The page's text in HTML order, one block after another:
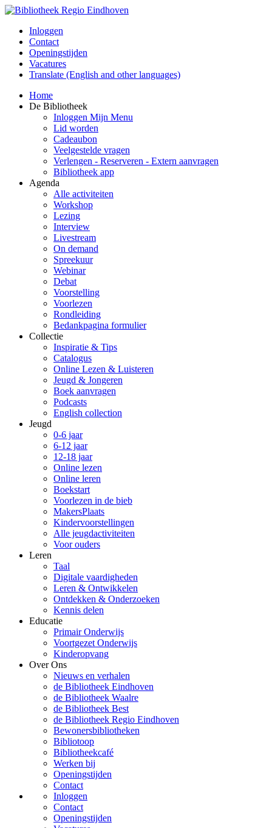
Inloggen
Contact
Openingstijden
Vacatures
Translate (English and other languages)
Home
De Bibliotheek
Inloggen Mijn Menu
Lid worden
Cadeaubon
Veelgestelde vragen
Verlengen - Reserveren - Extern aanvragen
Bibliotheek app
Agenda
Alle activiteiten
Workshop
Lezing
Interview
Livestream
On demand
Spreekuur
Webinar
Debat
Voorstelling
Voorlezen
Rondleiding
Bedankpagina formulier
Collectie
Inspiratie & Tips
Catalogus
Online Lezen & Luisteren
Jeugd & Jongeren
Boek aanvragen
Podcasts
English collection
Jeugd
0-6 jaar
6-12 jaar
12-18 jaar
Online lezen
Online leren
Boekstart
Voorlezen in de bieb
MakersPlaats
Kindervoorstellingen
Alle jeugdactiviteiten
Voor ouders
Leren
Taal
Digitale vaardigheden
Leren & Ontwikkelen
Ontdekken & Onderzoeken
Kennis delen
Educatie
Primair Onderwijs
Voortgezet Onderwijs
Kinderopvang
Over Ons
Nieuws en verhalen
de Bibliotheek Eindhoven
de Bibliotheek Waalre
de Bibliotheek Best
de Bibliotheek Regio Eindhoven
Bewonersbibliotheken
Bibliotoop
Bibliotheekcafé
Werken bij
Openingstijden
Contact
Inloggen
Contact
Openingstijden